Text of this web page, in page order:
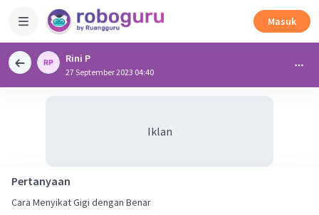
Masuk
Rini P
27 September 2023 04:40
Iklan
Pertanyaan
Cara Menyikat Gigi dengan Benar